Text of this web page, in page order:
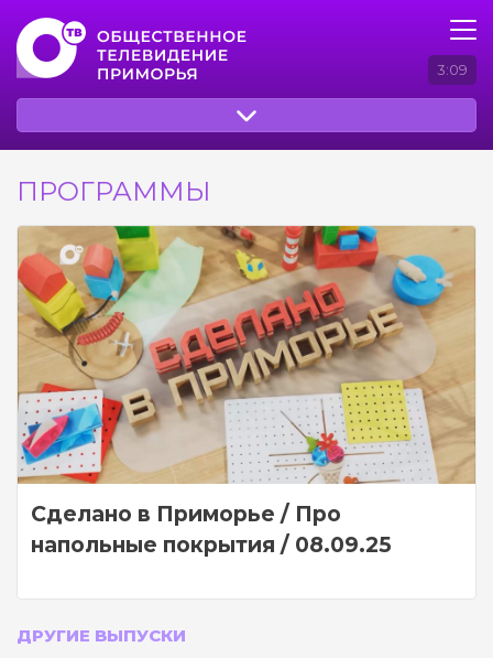
3:09
ПРОГРАММЫ
Сделано в Приморье / Про
напольные покрытия / 08.09.25
ДРУГИЕ ВЫПУСКИ